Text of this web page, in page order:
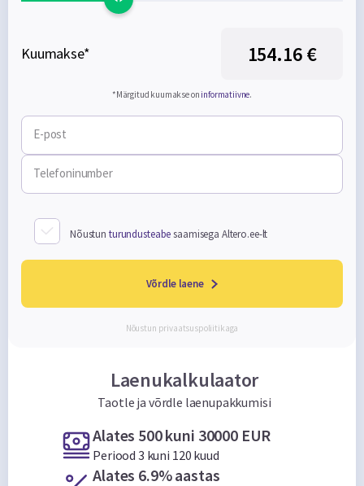
Laenukalkulaator
Taotle ja võrdle laenupakkumisi
Alates 500 kuni 30000 EUR
Periood 3 kuni 120 kuud
Alates 6.9% aastas
Kuumakse* 154.16 €
*Märgitud kuumakse on informatiivne.
E-post
Telefoninumber
Nõustun turundusteabesaamisega Altero.ee-lt
Võrdle laene
Nõustun privaatsuspoliitikaga